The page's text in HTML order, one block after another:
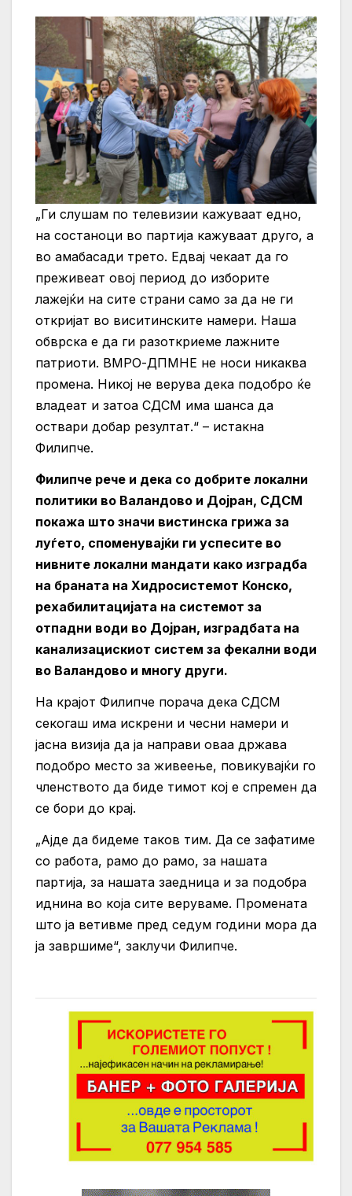
„Ги слушам по телевизии кажуваат едно,
на состаноци во партија кажуваат друго, а
во амабасади трето. Едвај чекаат да го
преживеат овој период до изборите
лажејќи на сите страни само за да не ги
откријат во виситинските намери. Наша
обврска е да ги разоткриеме лажните
патриоти. ВМРО-ДПМНЕ не носи никаква
промена. Никој не верува дека подобро ќе
владеат и затоа СДСМ има шанса да
оствари добар резултат.“ – истакна
Филипче.
Филипче рече и дека со добрите локални
политики во Валандово и Дојран, СДСМ
покажа што значи вистинска грижа за
луѓето, споменувајќи ги успесите во
нивните локални мандати како изградба
на браната на Хидросистемот Конско,
рехабилитацијата на системот за
отпадни води во Дојран, изградбата на
канализацискиот систем за фекални води
во Валандово и многу други.
На крајот Филипче порача дека СДСМ
секогаш има искрени и чесни намери и
јасна визија да ја направи оваа држава
подобро место за живеење, повикувајќи го
членството да биде тимот кој е спремен да
се бори до крај.
„Ајде да бидеме таков тим. Да се зафатиме
со работа, рамо до рамо, за нашата
партија, за нашата заедница и за подобра
иднина во која сите веруваме. Промената
што ја ветивме пред седум години мора да
ја завршиме“, заклучи Филипче.